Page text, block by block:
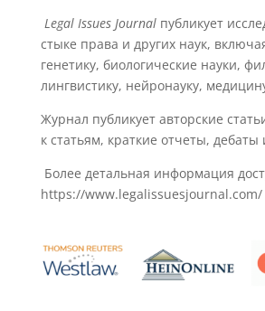
Legal Issues Journalпубликует
стыке права и других наук,
генетику, биологические науки,
лингвистику, нейронауку,
Журнал публикует авторские
к статьям, краткие отчеты, дебаты
Более детальная информация
https://www.legalissuesjournal.com/